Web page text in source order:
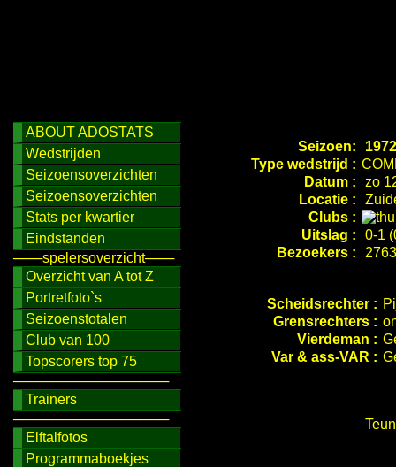
ABOUT ADOSTATS
Wedstrijden
Seizoensoverzichten
Seizoensoverzichten
Stats per kwartier
Eindstanden
───spelersoverzicht───
Overzicht van A tot Z
Portretfoto`s
Seizoenstotalen
Club van 100
Topscorers top 75
────────────────
Trainers
────────────────
Elftalfotos
Programmaboekjes
Seizoen:
Type wedstrijd :
Datum :
zo
Locatie :
Clubs :
Uitslag :
0-1
Bezoekers :
Scheidsrechter :
Grensrechters :
Vierdeman :
Var & ass-VAR :